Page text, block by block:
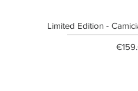
Limited Edition -
Price